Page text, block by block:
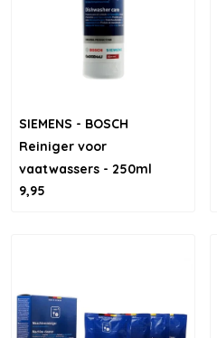
SIEMENS - BOSCH
Reiniger voor
vaatwassers - 250ml
9,95